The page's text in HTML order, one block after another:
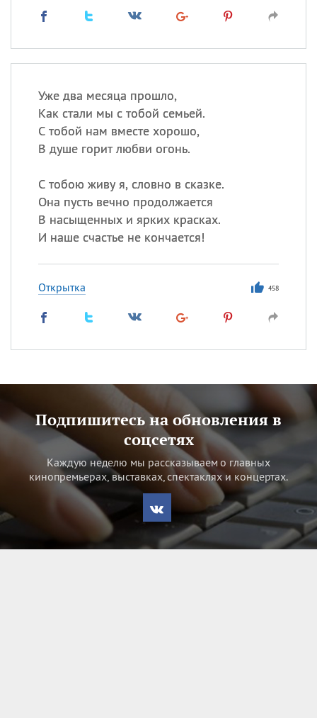
Уже два месяца прошло,
Как стали мы с тобой семьей.
С тобой нам вместе хорошо,
В душе горит любви огонь.
С тобою живу я, словно в сказке.
Она пусть вечно продолжается
В насыщенных и ярких красках.
И наше счастье не кончается!
Открытка 458
Подпишитесь на обновления в
соцсетях
Каждую неделю мы рассказываем о главных
кинопремьерах, выставках, спектаклях и концертах.